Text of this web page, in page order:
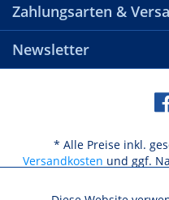
Zahlungsarten &
Newsletter
* Alle Preise inkl.
Versandkosten und ggf.